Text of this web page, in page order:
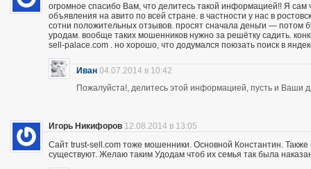
огромное спасибо Вам, что делитесь такой информацией!! Я
объявления на авито по всей стране. в частности у нас в
сотни положительных отзывов. просят сначала деньги — потом
уродам. вообще таких мошенников нужно за решётку садить.
sell-palace.com . но хорошо, что додумался поюзать поиск в
Иван 04.07.2014 в 10:42
Пожалуйста!, делитесь этой информацией, пусть и Ваши
Игорь Никифоров 12.08.2014 в 13:05
Сайт trust-sell.com тоже мошенники. Основной Константин.
существуют. Желаю таким Удодам чтоб их семья так была